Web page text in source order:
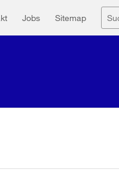
Jobs Sitemap